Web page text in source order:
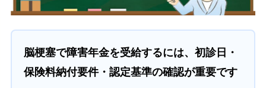
脳梗塞で障害年金を受給するには、初診日・
保険料納付要件・認定基準の確認が重要です